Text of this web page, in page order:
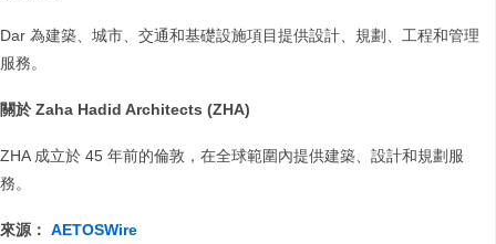
Dar 為建築、城市、交通和基礎設施項目提供設計、規劃、工程和管理
服務。
關於 Zaha Hadid Architects (ZHA)
ZHA 成立於 45 年前的倫敦，在全球範圍內提供建築、設計和規劃服
務。
來源： AETOSWire